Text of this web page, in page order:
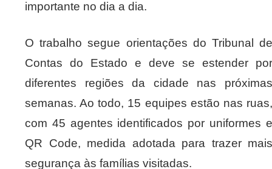
importante no dia a dia.
O trabalho segue orientações do Tribunal de
Contas do Estado e deve se estender por
diferentes regiões da cidade nas próximas
semanas. Ao todo, 15 equipes estão nas ruas,
com 45 agentes identificados por uniformes e
QR Code, medida adotada para trazer mais
segurança às famílias visitadas.